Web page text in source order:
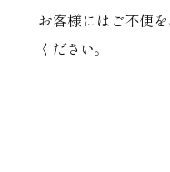
お客様にはご不便
ください。